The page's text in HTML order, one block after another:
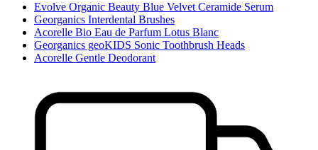
Evolve Organic Beauty Blue Velvet Ceramide Serum
Georganics Interdental Brushes
Acorelle Bio Eau de Parfum Lotus Blanc
Georganics geoKIDS Sonic Toothbrush Heads
Acorelle Gentle Deodorant